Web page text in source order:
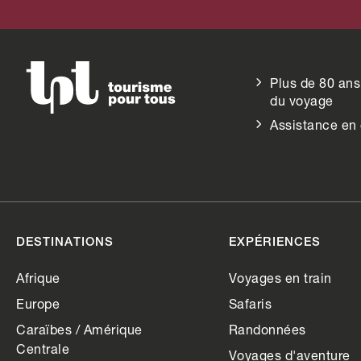
Plus de 80
du voyage
Assistance
DESTINATIONS
Afrique
Europe
Caraïbes / Amérique
Centrale
EXPÉRIENCES
Voyages en train
Safaris
Randonnées
Voyages d'aventure